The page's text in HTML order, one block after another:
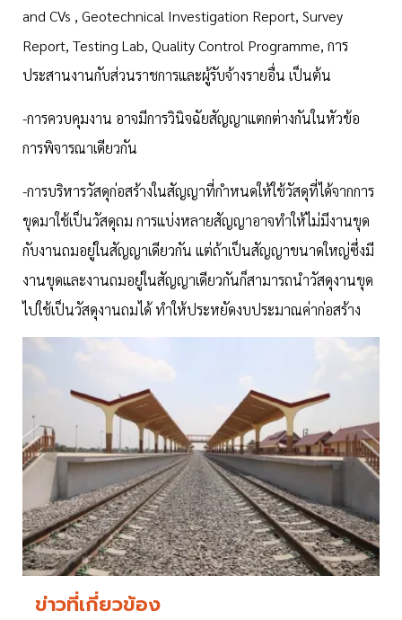
and CVs , Geotechnical Investigation Report, Survey
Report, Testing Lab, Quality Control Programme, การ
ประสานงานกับส่วนราชการและผู้รับจ้างรายอื่น เป็นต้น
-​การควบคุมงาน อาจมีการวินิจฉัยสัญญาแตกต่างกันในหัวข้อ
การพิจารณาเดียวกัน
-​การบริหารวัสดุก่อสร้างในสัญญาที่กำหนดให้ใช้วัสดุที่ได้จากการ
ขุดมาใช้เป็นวัสดุถม การแบ่งหลายสัญญาอาจทำให้ไม่มีงานขุด
กับงานถมอยู่ในสัญญาเดียวกัน แต่ถ้าเป็นสัญญาขนาดใหญ่ซึ่งมี
งานขุดและงานถมอยู่ในสัญญาเดียวกันก็สามารถนำวัสดุงานขุด
ไปใช้เป็นวัสดุงานถมได้ ทำให้ประหยัดงบประมาณค่าก่อสร้าง
ข่าวที่เกี่ยวข้อง